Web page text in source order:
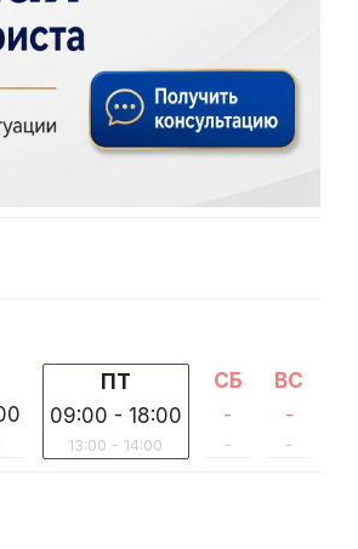
ПТ
09:00 - 18:00
13:00 - 14:00
СБ
-
-
ВС
-
-